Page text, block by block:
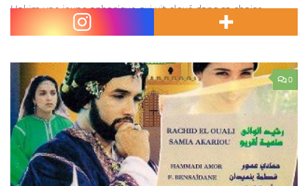
Hakim une jeune aphasique qui vit cloué dans sa chaise
roulante et totalement à l’écart...
0